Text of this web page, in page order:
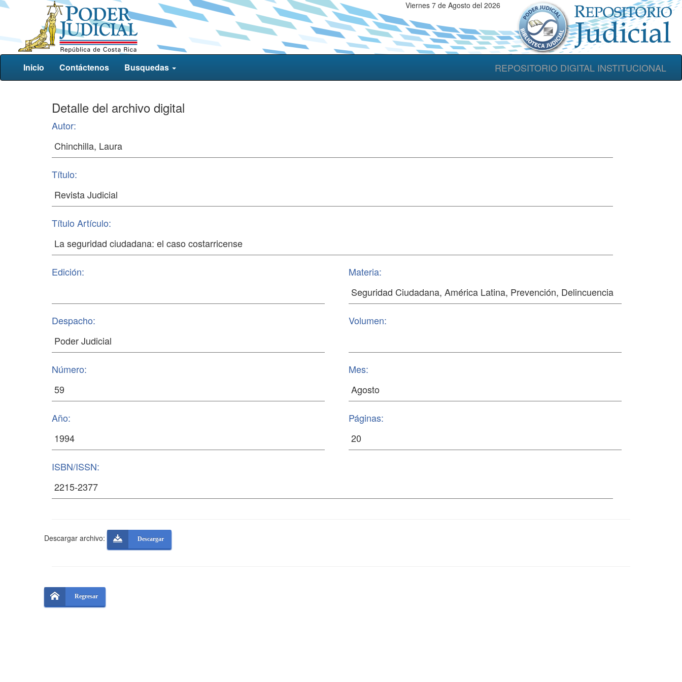
Viernes 7 de Agosto del 2026
REPOSITORIO DIGITAL INSTITUCIONAL
Inicio Contáctenos Busquedas
Detalle del archivo digital
Autor:
Título:
Título Artículo:
Edición: Materia:
Despacho: Volumen:
Número: Mes:
Año: Páginas:
ISBN/ISSN:
Descargar archivo: Descargar
Regresar